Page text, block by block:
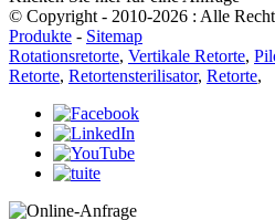
© Copyright - 2010-2026 : Alle
Produkte - Sitemap
Rotationsretorte, Vertikale Retorte,
Retorte, Retortensterilisator, Retorte,